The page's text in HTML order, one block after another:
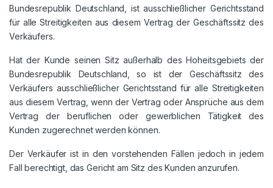
Bundesrepublik Deutschland, ist ausschließlicher Gerichtsstand
für alle Streitigkeiten aus diesem Vertrag der Geschäftssitz des
Verkäufers.
Hat der Kunde seinen Sitz außerhalb des Hoheitsgebiets der
Bundesrepublik Deutschland, so ist der Geschäftssitz des
Verkäufers ausschließlicher Gerichtsstand für alle Streitigkeiten
aus diesem Vertrag, wenn der Vertrag oder Ansprüche aus dem
Vertrag der beruflichen oder gewerblichen Tätigkeit des
Kunden zugerechnet werden können.
Der Verkäufer ist in den vorstehenden Fällen jedoch in jedem
Fall berechtigt, das Gericht am Sitz des Kunden anzurufen.